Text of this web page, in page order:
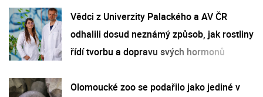
Vědci z Univerzity Palackého a AV ČR
odhalili dosud neznámý způsob, jak rostliny
řídí tvorbu a dopravu svých hormonů
Olomoucké zoo se podařilo jako jediné v